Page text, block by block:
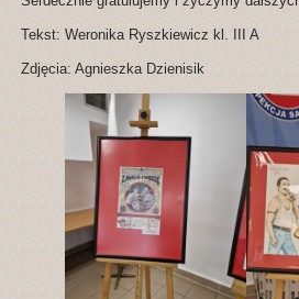
Tekst: Weronika Ryszkiewicz kl. III A
Zdjęcia: Agnieszka Dzienisik